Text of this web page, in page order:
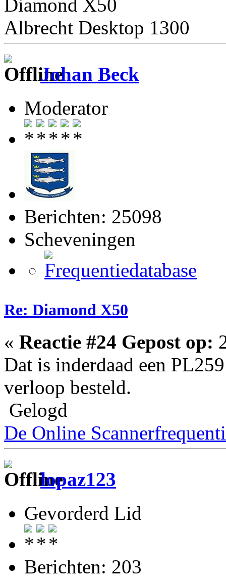
Diamond X50
Albrecht Desktop 1300
Johan Beck
Moderator
Berichten: 25098
Scheveningen
Re: Diamond X50
« Reactie #24 Gepost op:
Dat is inderdaad een
verloop besteld.
Gelogd
De Online
lopaz123
Gevorderd Lid
Berichten: 203